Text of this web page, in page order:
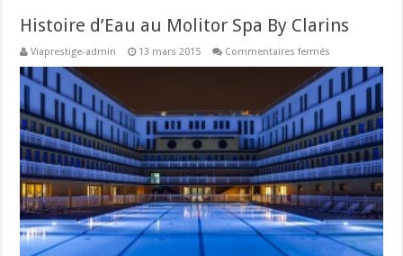
Histoire d’Eau au Molitor Spa By Clarins
Viaprestige-admin 13 mars 2015 Commentaires fermés
d’Eau
Molitor
Spa
By
Clarins